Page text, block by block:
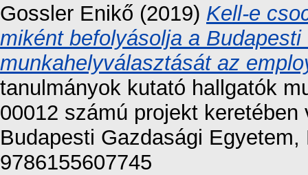
Gossler Enikő (2019) Kell­-e
miként befolyásolja a
munkahelyválasztását az
tanulmányok kutató hallgatók
00012 számú projekt
Budapesti Gazdasági
9786155607745